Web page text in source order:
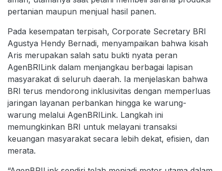
pertanian maupun menjual hasil panen.
Pada kesempatan terpisah, Corporate Secretary BRI
Agustya Hendy Bernadi, menyampaikan bahwa kisah
Aris merupakan salah satu bukti nyata peran
AgenBRILink dalam menjangkau berbagai lapisan
masyarakat di seluruh daerah. Ia menjelaskan bahwa
BRI terus mendorong inklusivitas dengan memperluas
jaringan layanan perbankan hingga ke warung-
warung melalui AgenBRILink. Langkah ini
memungkinkan BRI untuk melayani transaksi
keuangan masyarakat secara lebih dekat, efisien, dan
merata.